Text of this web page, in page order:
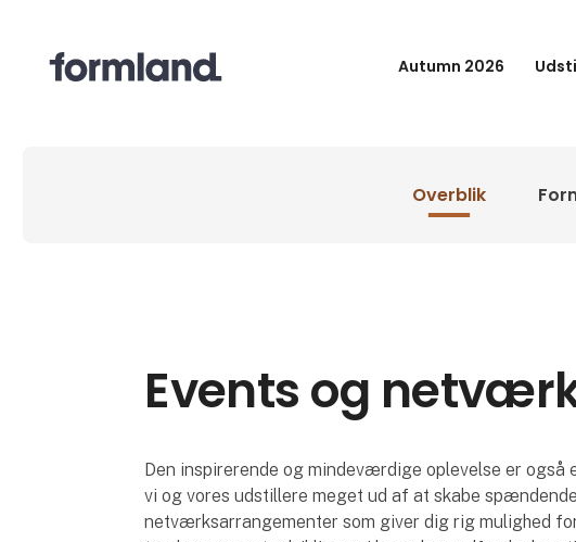
Autumn 2026
Overblik
Events og
Den inspirerende og mindeværdige oplevelse er
vi og vores udstillere meget ud af at skabe
netværksarrangementer som giver dig rig mulighed